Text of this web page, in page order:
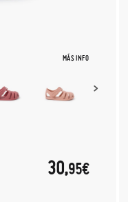
MÁS INFO
30,95€